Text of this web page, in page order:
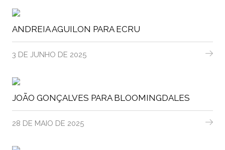
ANDREIA AGUILON PARA ECRU
3 DE JUNHO DE 2025
JOÃO GONÇALVES PARA BLOOMINGDALES
28 DE MAIO DE 2025